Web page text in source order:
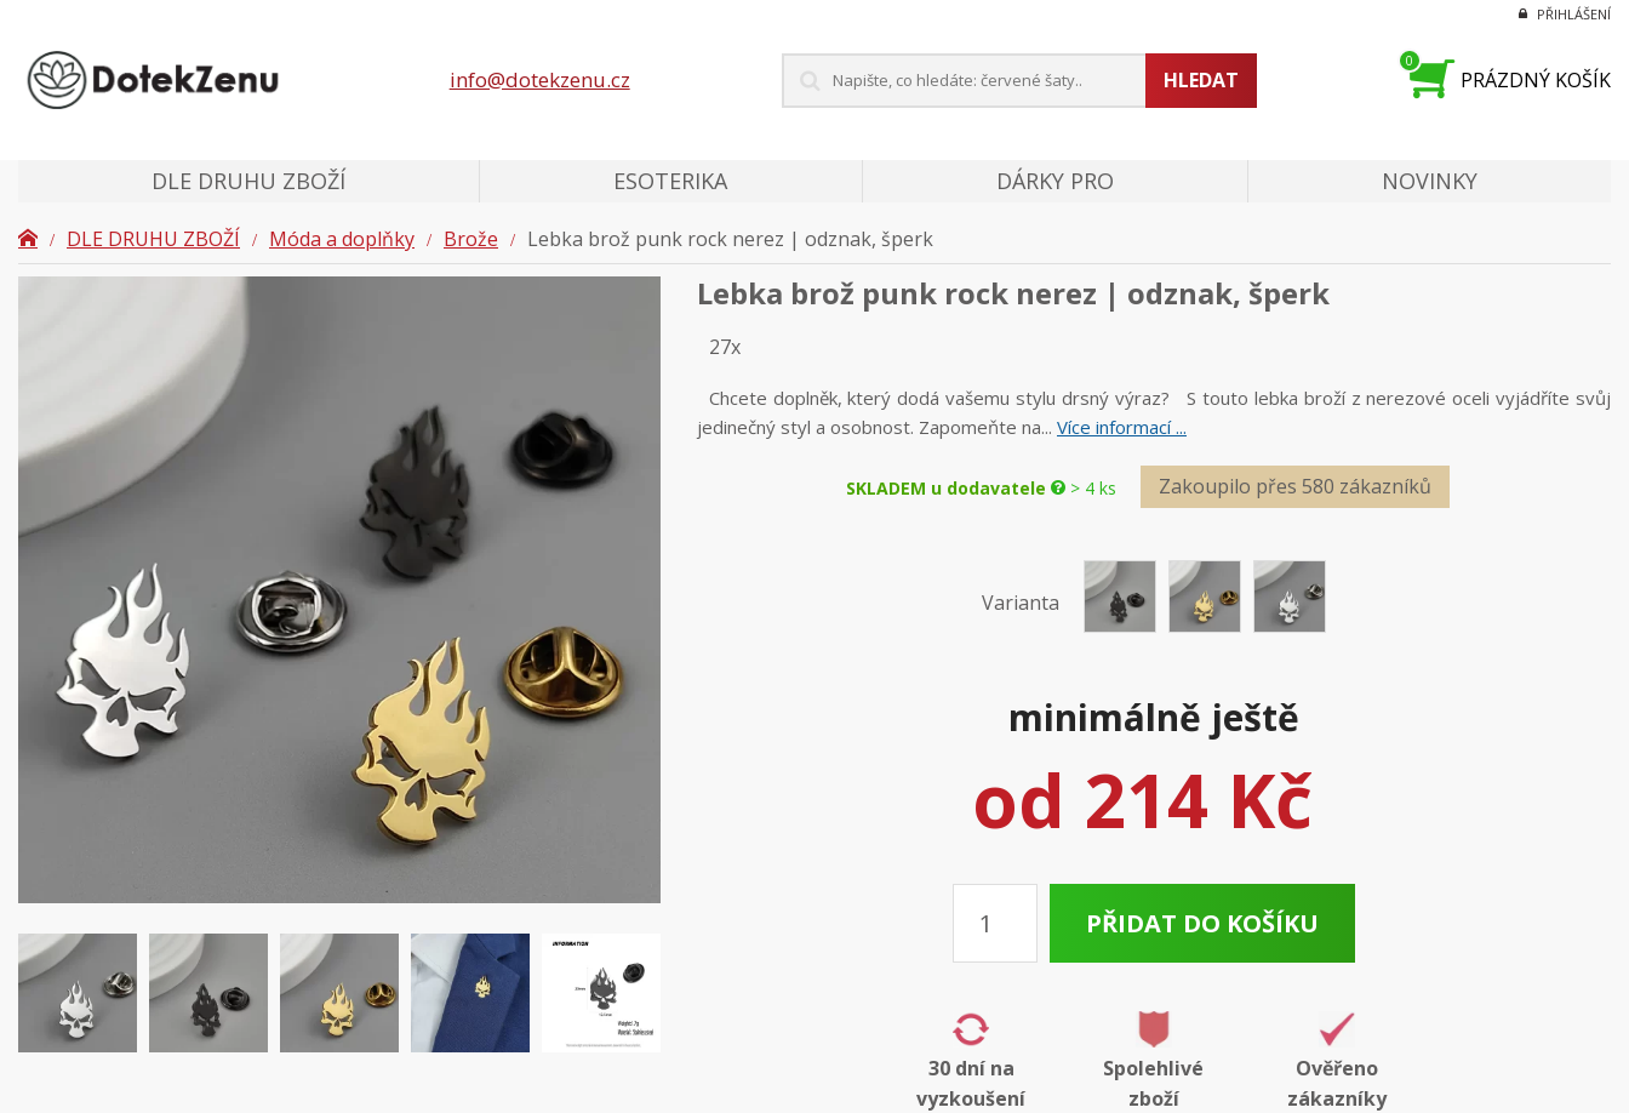
info@dotekzenu.cz HLEDAT
PŘIHLÁŠENÍ
0
PRÁZDNÝ KOŠÍK
DLE DRUHU ZBOŽÍ ESOTERIKA DÁRKY PRO NOVINKY
DLE DRUHU ZBOŽÍ Móda a doplňky Brože Lebka brož punk rock nerez | odznak, šperk
Lebka brož punk rock nerez | odznak, šperk
27x
Chcete doplněk, který dodá vašemu stylu drsný výraz? S touto lebka broží z nerezové oceli vyjádříte svůj
jedinečný styl a osobnost. Zapomeňte na... Více informací ...
SKLADEM u dodavatele > 4 ks Zakoupilo přes 580 zákazníků
Varianta
minimálně ještě
od 214 Kč
PŘIDAT DO KOŠÍKU
30 dní na
vyzkoušení
Spolehlivé
zboží
Ověřeno
zákazníky